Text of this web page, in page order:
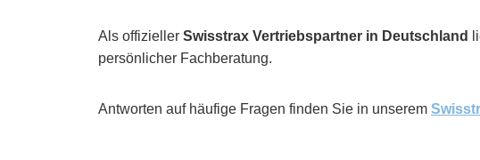
Als offizieller Swisstrax Vertriebspartner in Deutschland
persönlicher Fachberatung.
Antworten auf häufige Fragen finden Sie in unserem